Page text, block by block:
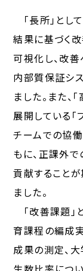
「長所」とし
結果に基づく
可視化し、改
内部質保証シ
ました。また、
展開している「
チームでの協
もに、正課外
貢献すること
ました。
「改善課題」
育課程の編成
成果の測定、